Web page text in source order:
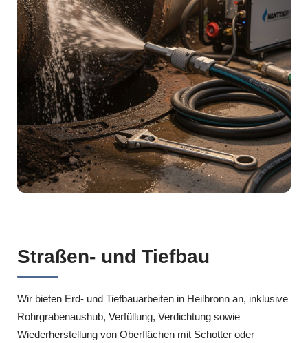
Straßen- und Tiefbau
Wir bieten Erd- und Tiefbauarbeiten in Heilbronn an, inklusive
Rohrgrabenaushub, Verfüllung, Verdichtung sowie
Wiederherstellung von Oberflächen mit Schotter oder